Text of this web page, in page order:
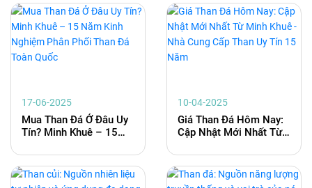
17-06-2025
Mua Than Đá Ở Đâu Uy
Tín? Minh Khuê – 15
Phối Than Đá Toàn
Quốc
10-04-2025
Giá Than Đá Hôm Nay:
Cập Nhật Mới Nhất Từ
Cấp Than Uy Tín 15
Năm